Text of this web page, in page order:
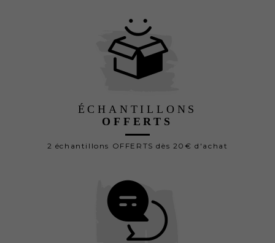
ÉCHANTILLONS
OFFERTS
2 échantillons OFFERTS dès 20€ d'achat